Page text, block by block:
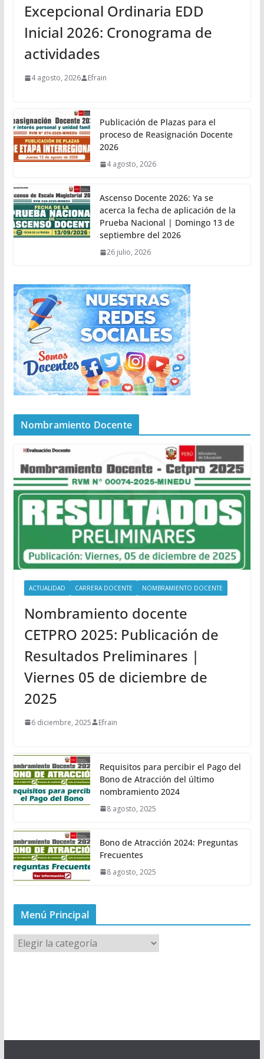
Excepcional Ordinaria EDD
Inicial 2026: Cronograma de
actividades
4 agosto, 2026 Efrain
Publicación de Plazas para el
proceso de Reasignación Docente
2026
4 agosto, 2026
Ascenso Docente 2026: Ya se
acerca la fecha de aplicación de la
Prueba Nacional | Domingo 13 de
septiembre del 2026
26 julio, 2026
Nombramiento Docente
ACTUALIDAD CARRERA DOCENTE NOMBRAMIENTO DOCENTE
Nombramiento docente
CETPRO 2025: Publicación de
Resultados Preliminares |
Viernes 05 de diciembre de
2025
6 diciembre, 2025 Efrain
Requisitos para percibir el Pago del
Bono de Atracción del último
nombramiento 2024
8 agosto, 2025
Bono de Atracción 2024: Preguntas
Frecuentes
8 agosto, 2025
Menú Principal
M
e